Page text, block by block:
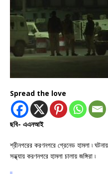
Spread the love
ছবি- এএনআই
শ্রীনগরের করণনগরে গ্রেনেড হামলা ৷
সন্ধ্যায় করণনগরে হামলা চালায় জঙ্গিরা ৷